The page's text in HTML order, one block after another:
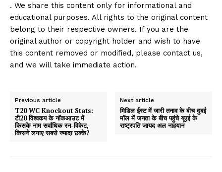
. We share this content only for informational and
educational purposes. All rights to the original content
belong to their respective owners. If you are the
original author or copyright holder and wish to have
this content removed or modified, please contact us,
and we will take immediate action.
Previous article
T20 WC Knockout Stats:
टी20 विश्वकप के नॉकआउट में
किसके नाम सर्वाधिक रन-विकेट,
किसने लगाए सबसे ज्यादा छक्के?
Next article
मिडिल ईस्ट में जारी तनाव के बीच दुबई
मॉल में जनता के बीच पहुंचे यूएई के
राष्ट्रपति जायद अल नाहयान